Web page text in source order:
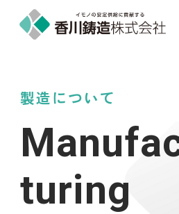
製造について
turing